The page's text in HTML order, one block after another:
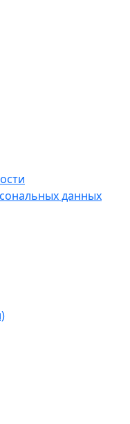
данных